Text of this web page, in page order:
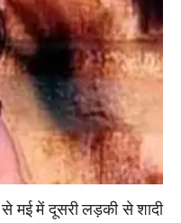
मई में दूसरी लड़की से शादी